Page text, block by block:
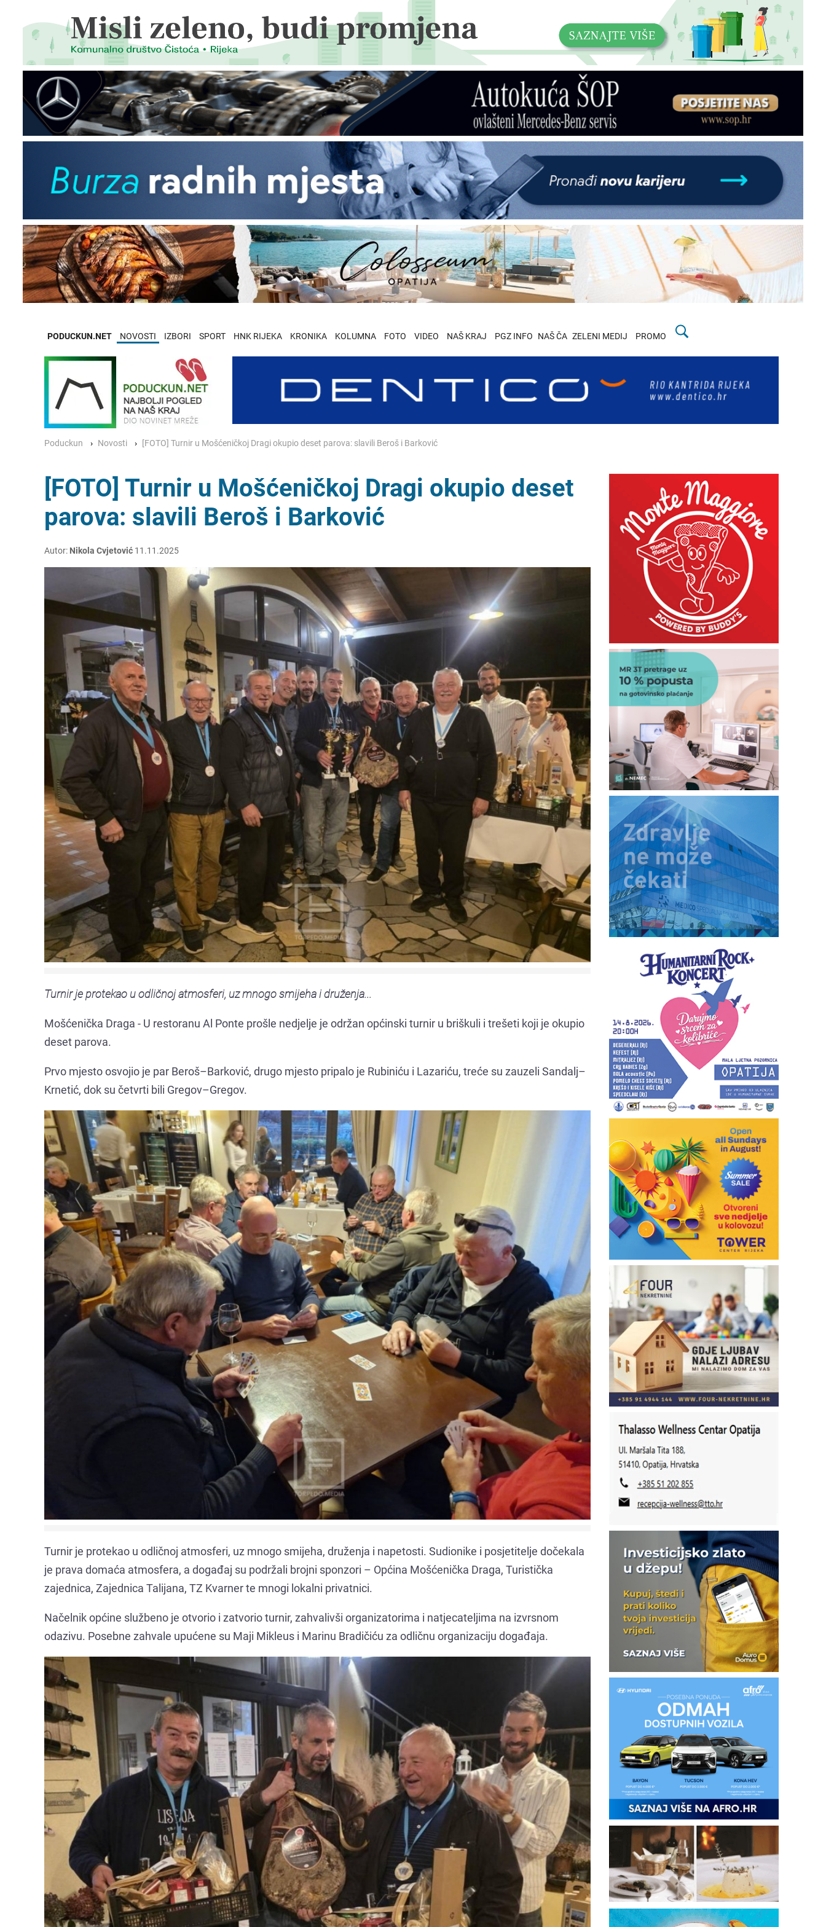
PODUCKUN.NET NOVOSTI IZBORI SPORT HNK RIJEKA KRONIKA KOLUMNA FOTO VIDEO NAŠ KRAJ PGZ INFO NAŠ ČA ZELENI MEDIJ PROMO
Poduckun Novosti [FOTO] Turnir u Mošćeničkoj Dragi okupio deset parova: slavili Beroš i Barković
[FOTO] Turnir u Mošćeničkoj Dragi okupio deset
parova: slavili Beroš i Barković
Autor: Nikola Cvjetović 11.11.2025
Turnir je protekao u odličnoj atmosferi, uz mnogo smijeha i druženja...
Mošćenička Draga - U restoranu Al Ponte prošle nedjelje je održan općinski turnir u briškuli i trešeti koji je okupio
deset parova.
Prvo mjesto osvojio je par Beroš–Barković, drugo mjesto pripalo je Rubiniću i Lazariću, treće su zauzeli Sandalj–
Krnetić, dok su četvrti bili Gregov–Gregov.
Turnir je protekao u odličnoj atmosferi, uz mnogo smijeha, druženja i napetosti. Sudionike i posjetitelje dočekala
je prava domaća atmosfera, a događaj su podržali brojni sponzori – Općina Mošćenička Draga, Turistička
zajednica, Zajednica Talijana, TZ Kvarner te mnogi lokalni privatnici.
Načelnik općine službeno je otvorio i zatvorio turnir, zahvalivši organizatorima i natjecateljima na izvrsnom
odazivu. Posebne zahvale upućene su Maji Mikleus i Marinu Bradičiću za odličnu organizaciju događaja.